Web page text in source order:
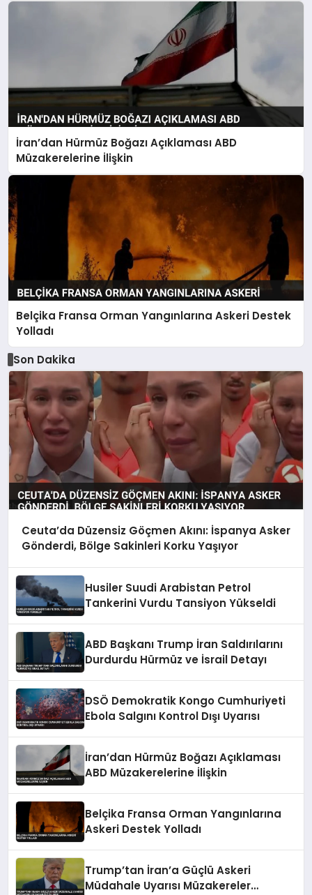
İran’dan Hürmüz Boğazı Açıklaması ABD
Müzakerelerine İlişkin
Belçika Fransa Orman Yangınlarına Askeri Destek
Yolladı
Son Dakika
Ceuta’da Düzensiz Göçmen Akını: İspanya Asker
Gönderdi, Bölge Sakinleri Korku Yaşıyor
Husiler Suudi Arabistan Petrol
Tankerini Vurdu Tansiyon Yükseldi
ABD Başkanı Trump İran Saldırılarını
Durdurdu Hürmüz ve İsrail Detayı
DSÖ Demokratik Kongo Cumhuriyeti
Ebola Salgını Kontrol Dışı Uyarısı
İran’dan Hürmüz Boğazı Açıklaması
ABD Müzakerelerine İlişkin
Belçika Fransa Orman Yangınlarına
Askeri Destek Yolladı
Trump’tan İran’a Güçlü Askeri
Müdahale Uyarısı Müzakereler